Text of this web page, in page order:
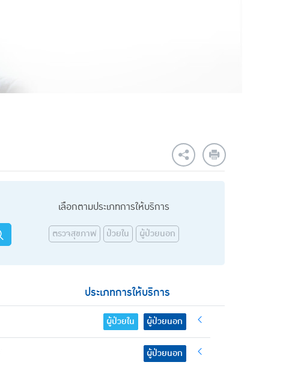
เลือกตามประเภทการให้บริการ
ตรวจสุขภาพ ป่วยใน ผู้ป่วยนอก
ประเภทการให้บริการ
ผู้ป่วยใน ผู้ป่วยนอก
ผู้ป่วยนอก